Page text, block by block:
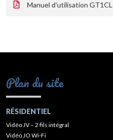
Manuel d'utilisation GT1CL
Plan du site
RÉSIDENTIEL
Vidéo JV – 2 fils intégral
Vidéo JO Wi-Fi